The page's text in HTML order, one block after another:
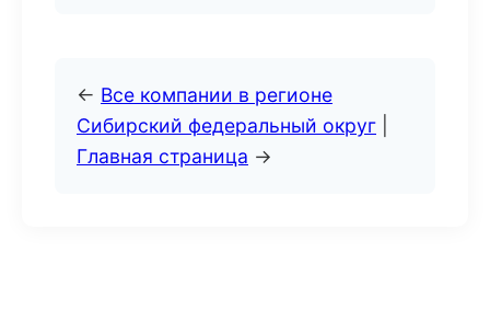
← Все компании в регионе
Сибирский федеральный округ
Главная страница →